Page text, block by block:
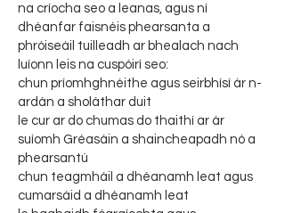
na críocha seo a leanas, agus ní
dhéanfar faisnéis phearsanta a
phróiseáil tuilleadh ar bhealach nach
luíonn leis na cuspóirí seo:
chun príomhghnéithe agus seirbhísí ár n-
ardán a sholáthar duit
le cur ar do chumas do thaithí ar ár
suíomh Gréasáin a shaincheapadh nó a
phearsantú
chun teagmháil a dhéanamh leat agus
cumarsáid a dhéanamh leat